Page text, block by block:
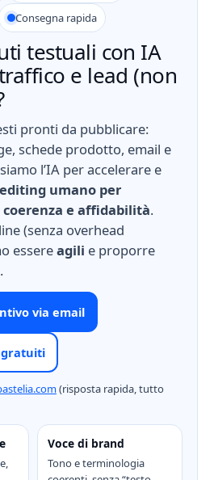
Consegna rapida
testuali con IA
e lead (non
pronti da pubblicare:
schede prodotto, email e
l’IA per accelerare e
umano per
e affidabilità.
(senza overhead
essereagili e proporre
.
via email
gratuiti
(risposta rapida, tutto
Voce di brand
Tono e terminologia